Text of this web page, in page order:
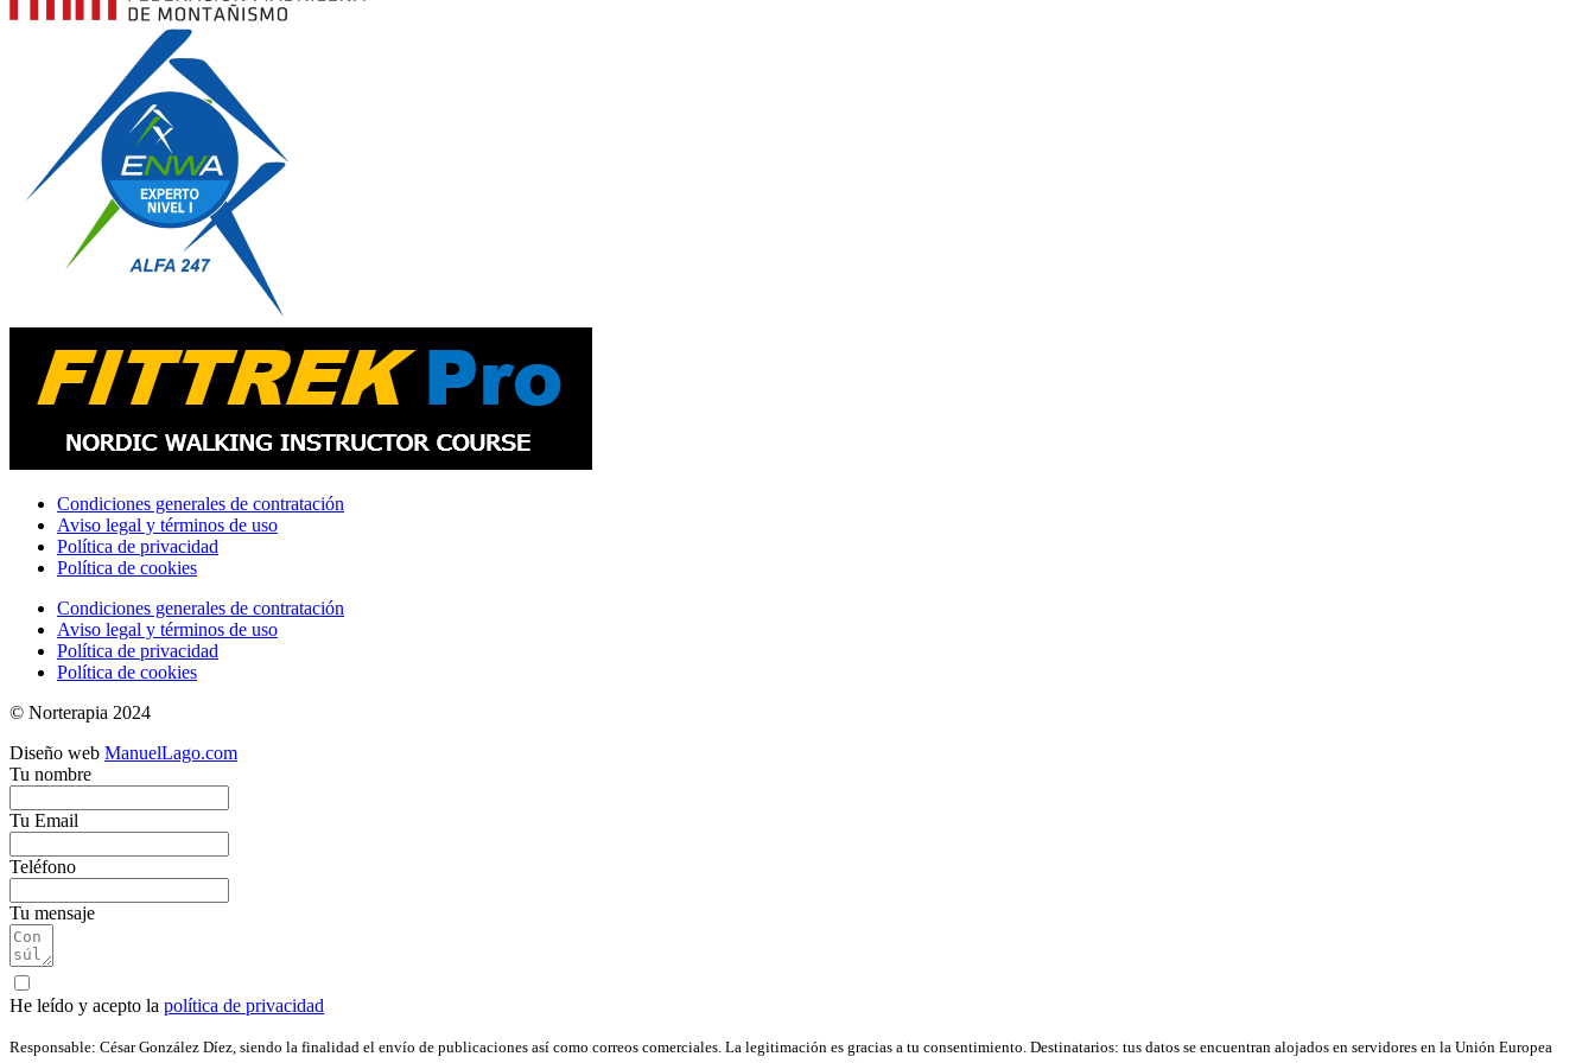
Condiciones generales de contratación
Aviso legal y términos de uso
Política de privacidad
Política de cookies
Condiciones generales de contratación
Aviso legal y términos de uso
Política de privacidad
Política de cookies
© Norterapia 2024
Diseño web ManuelLago.com
Tu nombre
Tu Email
Teléfono
Tu mensaje
He leído y acepto la política de privacidad
Responsable: César González Díez, siendo la finalidad el envío de publicaciones así como correos comerciales. La legitimación es gracias a tu consentimiento. Destinatarios: tus datos se encuentran alojados en servidores en la Unión Europea